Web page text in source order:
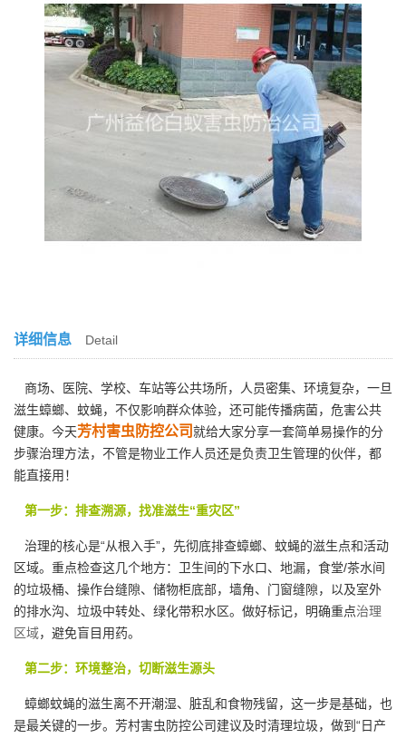
详细信息 Detail
商场、医院、学校、车站等公共场所，人员密集、环境复杂，一旦
滋生蟑螂、蚊蝇，不仅影响群众体验，还可能传播病菌，危害公共
健康。今天芳村害虫防控公司就给大家分享一套简单易操作的分
步骤治理方法，不管是物业工作人员还是负责卫生管理的伙伴，都
能直接用！
第一步：排查溯源，找准滋生“重灾区”
治理的核心是“从根入手”，先彻底排查蟑螂、蚊蝇的滋生点和活动
区域。重点检查这几个地方：卫生间的下水口、地漏，食堂/茶水间
的垃圾桶、操作台缝隙、储物柜底部，墙角、门窗缝隙，以及室外
的排水沟、垃圾中转处、绿化带积水区。做好标记，明确重点治理
区域，避免盲目用药。
第二步：环境整治，切断滋生源头
蟑螂蚊蝇的滋生离不开潮湿、脏乱和食物残留，这一步是基础，也
是最关键的一步。芳村害虫防控公司建议及时清理垃圾，做到“日产